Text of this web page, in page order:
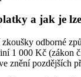
a jak je
zkoušky odborné
1 000 Kč (zákon
znění pozdějších